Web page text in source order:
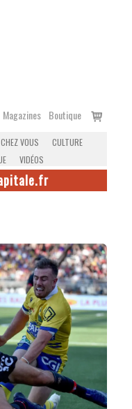
Magazines Boutique
Voir
VOUS
CULTURE
VIDÉOS